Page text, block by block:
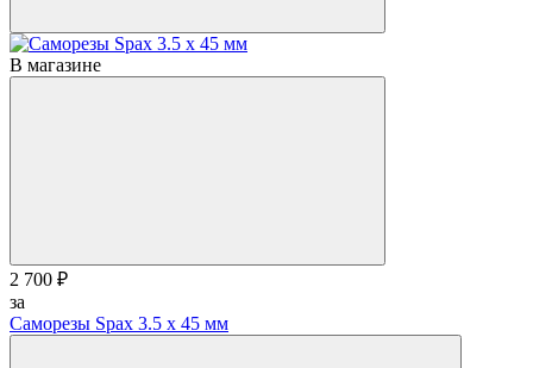
В магазине
2 700 ₽
за
Саморезы Spax 3.5 х 45 мм